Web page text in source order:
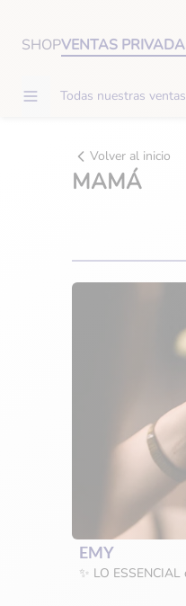
SHOPVENTAS
Todas nuestras ventas
Volver al inicio
MAMÁ
EMY
✨ LO